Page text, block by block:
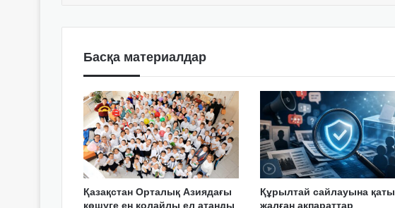
Басқа материалдар
Қазақстан Орталық Азиядағы
көшуге ең қолайлы ел атанды
Құрылтай сайлауына
жалған ақпараттар